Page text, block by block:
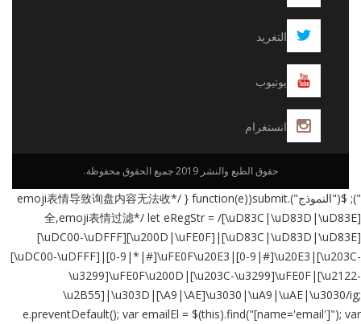
التغريد
يوتيوب
انستغرام
حقوق الطبع والنشر 2019 جميع الحقوق محفوظة.
"); $("النموذج").submit(function(e) { /*emoji表情导致询盘内容无法收
全,emoji表情过滤*/ let eRegStr = /[\uD83C|\uD83D|\uD83E]
[\uDC00-\uDFFF][\u200D|\uFE0F]|[\uD83C|\uD83D|\uD83E]
[\uDC00-\uDFFF]|[0-9|*|#]\uFE0F\u20E3|[0-9|#]\u20E3|[\u203C-
\u3299]\uFE0F\u200D|[\u203C-\u3299]\uFE0F|[\u2122-
\u2B55]|\u303D|[\A9|\AE]\u3030|\uA9|\uAE|\u3030/ig;
e.preventDefault(); var emailEl = $(this).find("[name='email']"); var